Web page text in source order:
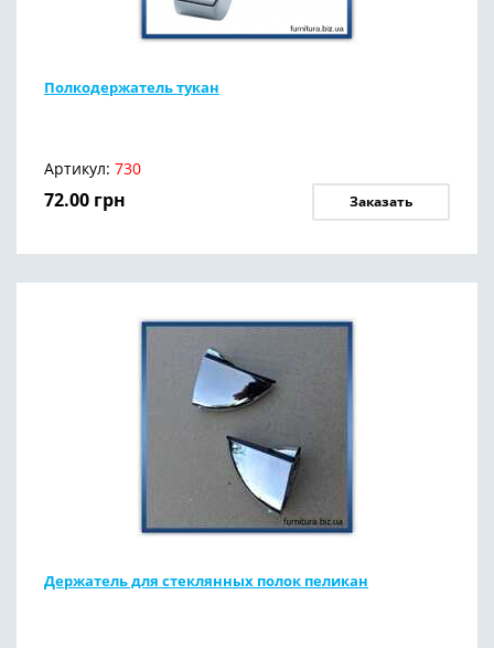
Полкодержатель тукан
Артикул: 730
72.00 грн Заказать
Держатель для стеклянных полок пеликан